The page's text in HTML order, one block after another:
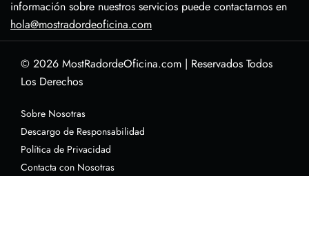
información sobre nuestros servicios puede contactarnos en
hola@mostradordeoficina.com
© 2026 MostRadordeOficina.com | Reservados Todos
Los Derechos
Sobre Nosotras
Descargo de Responsabilidad
Política de Privacidad
Contacta con Nosotras